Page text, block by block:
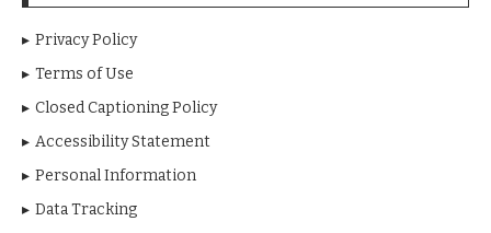
Privacy Policy
Terms of Use
Closed Captioning Policy
Accessibility Statement
Personal Information
Data Tracking